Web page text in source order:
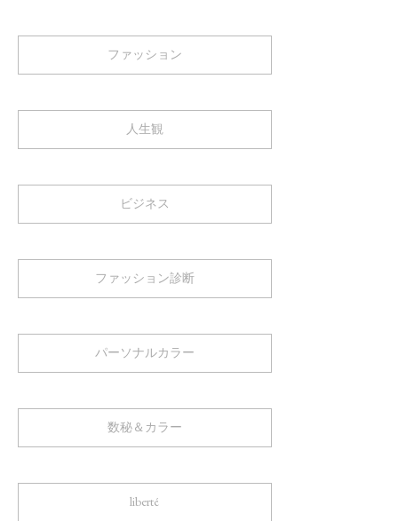
ファッション
人生観
ビジネス
ファッション診断
パーソナルカラー
数秘＆カラー
liberté